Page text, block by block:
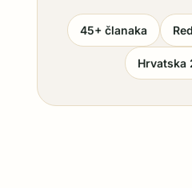
45+ članaka
Hrvatska